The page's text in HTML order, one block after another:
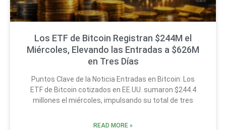
Los ETF de Bitcoin Registran $244M el
Miércoles, Elevando las Entradas a $626M
en Tres Días
Puntos Clave de la Noticia Entradas en Bitcoin: Los
ETF de Bitcoin cotizados en EE.UU. sumaron $244.4
millones el miércoles, impulsando su total de tres
READ MORE »